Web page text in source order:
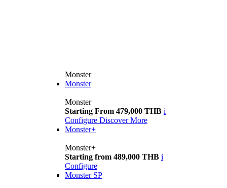
Monster
Monster
Monster
Starting From 479,000 THB i
Configure Discover More
Monster+
Monster+
Starting from 489,000 THB i
Configure
Monster SP